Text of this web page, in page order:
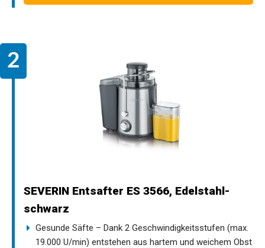
SEVERIN Entsafter ES 3566, Edelstahl-
schwarz
Gesunde Säfte – Dank 2 Geschwindigkeitsstufen (max.
19.000 U/min) entstehen aus hartem und weichem Obst